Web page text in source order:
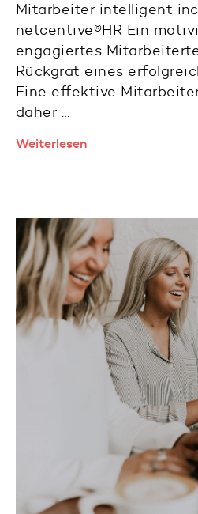
Mitarbeiter intelligent
netcentive®HR Ein
engagiertes
Rückgrat eines
Eine effektive
daher …
Weiterlesen